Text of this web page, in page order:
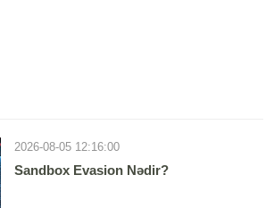
2026-08-05 12:16:00
Sandbox Evasion Nədir?